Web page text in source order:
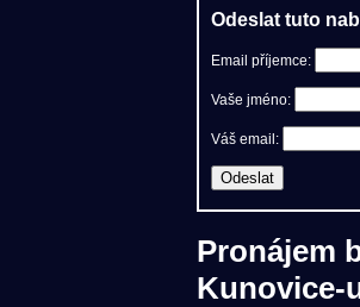
Odeslat tuto
Email příjemce:
Vaše jméno:
Váš email:
Pronájem
Kunovice-